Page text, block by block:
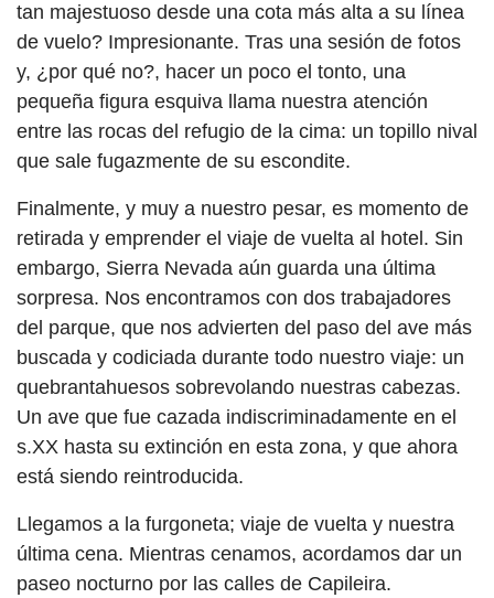
tan majestuoso desde una cota más alta a su línea
de vuelo? Impresionante. Tras una sesión de fotos
y, ¿por qué no?, hacer un poco el tonto, una
pequeña figura esquiva llama nuestra atención
entre las rocas del refugio de la cima: un topillo nival
que sale fugazmente de su escondite.
Finalmente, y muy a nuestro pesar, es momento de
retirada y emprender el viaje de vuelta al hotel. Sin
embargo, Sierra Nevada aún guarda una última
sorpresa. Nos encontramos con dos trabajadores
del parque, que nos advierten del paso del ave más
buscada y codiciada durante todo nuestro viaje: un
quebrantahuesos sobrevolando nuestras cabezas.
Un ave que fue cazada indiscriminadamente en el
s.XX hasta su extinción en esta zona, y que ahora
está siendo reintroducida.
Llegamos a la furgoneta; viaje de vuelta y nuestra
última cena. Mientras cenamos, acordamos dar un
paseo nocturno por las calles de Capileira.